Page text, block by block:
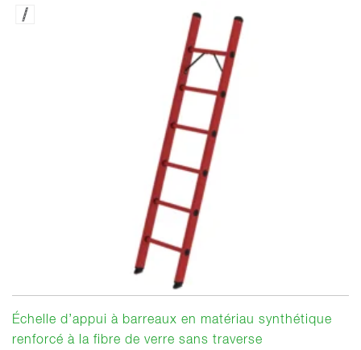
Échelle d’appui à barreaux en matériau synthétique
renforcé à la fibre de verre sans traverse